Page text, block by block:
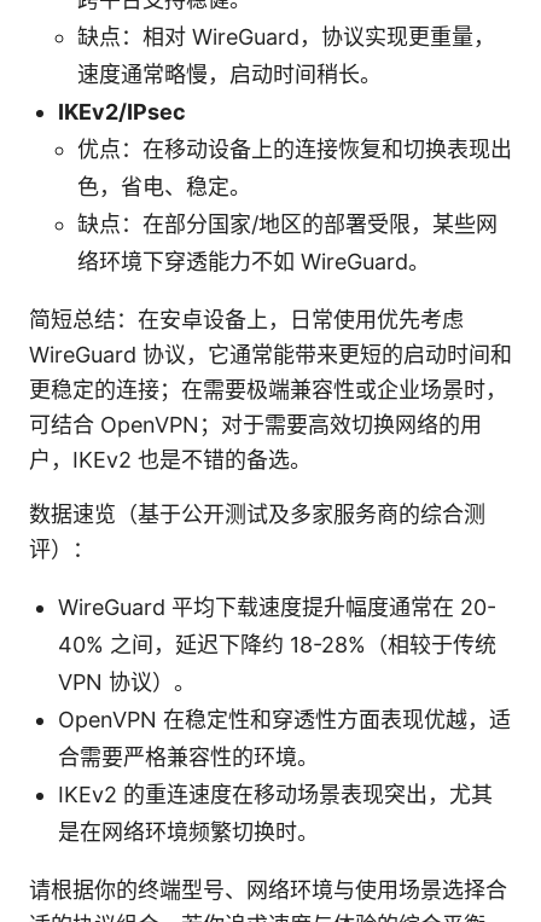
缺点：相对 WireGuard，协议实现更重量，
速度通常略慢，启动时间稍长。
IKEv2/IPsec
优点：在移动设备上的连接恢复和切换表现出
色，省电、稳定。
缺点：在部分国家/地区的部署受限，某些网
络环境下穿透能力不如 WireGuard。
简短总结：在安卓设备上，日常使用优先考虑
WireGuard 协议，它通常能带来更短的启动时间和
更稳定的连接；在需要极端兼容性或企业场景时，
可结合 OpenVPN；对于需要高效切换网络的用
户，IKEv2 也是不错的备选。
数据速览（基于公开测试及多家服务商的综合测
评）：
WireGuard 平均下载速度提升幅度通常在 20-
40% 之间，延迟下降约 18-28%（相较于传统
VPN 协议）。
OpenVPN 在稳定性和穿透性方面表现优越，适
合需要严格兼容性的环境。
IKEv2 的重连速度在移动场景表现突出，尤其
是在网络环境频繁切换时。
请根据你的终端型号、网络环境与使用场景选择合